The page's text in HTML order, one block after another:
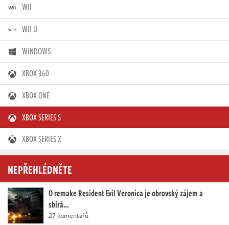
WII
WII U
WINDOWS
XBOX 360
XBOX ONE
XBOX SERIES S
XBOX SERIES X
NEPŘEHLÉDNĚTE
O remake Resident Evil Veronica je obrovský zájem a
sbírá…
27 komentářů